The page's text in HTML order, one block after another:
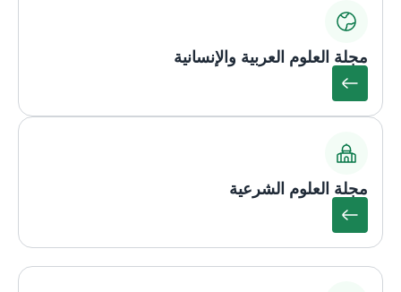
مجلة العلوم العربية والإنسانية
مجلة العلوم الشرعية